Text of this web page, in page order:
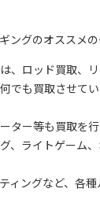
ングのオススメの
、ロッド買取、
でも買取させて
ター等も買取を行
、ライトゲーム
ィングなど、各